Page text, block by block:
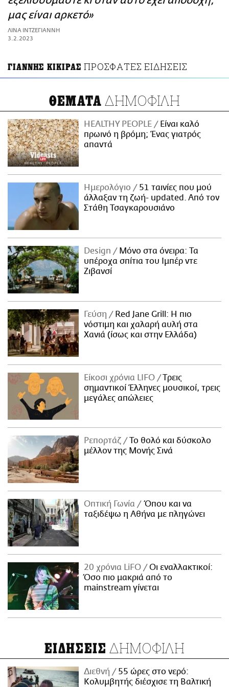
ΑΜΠΑ
PRINT
μας είναι αρκετό»
ΛΙΝΑ ΙΝΤΖΕΓΙΑΝΝΗ
3.2.2023
ΓΙΑΝΝΗΣ ΚΙΚΙΡΑΣ ΠΡΟΣΦΑΤΕΣ ΕΙΔΗΣΕΙΣ
ΘΕΜΑΤΑ ΔΗΜΟΦΙΛΗ
HEALTHY PEOPLE
Είναι καλό
πρωινό η βρόμη; Ένας γιατρός
απαντά
Ημερολόγιο
51 ταινίες που μού
άλλαξαν τη ζωή- updated. Aπό τον
Στάθη Τσαγκαρουσιάνο
Design
Μόνο στα όνειρα: Τα
υπέροχα σπίτια του Ιμπέρ ντε
Ζιβανσί
Γεύση
Red Jane Grill: Η πιο
νόστιμη και χαλαρή αυλή στα
Χανιά (ίσως και στην Ελλάδα)
Είκοσι χρόνια LIFO
Tρεις
σημαντικοί Έλληνες μουσικοί, τρεις
μεγάλες απώλειες
Ρεπορτάζ
Το θολό και δύσκολο
μέλλον της Μονής Σινά
Οπτική Γωνία
Όπου και να
ταξιδέψω η Αθήνα με πληγώνει
20 χρόνια LiFO
Οι εναλλακτικοί:
Όσο πιο μακριά από το
mainstream γίνεται
ΕΙΔΗΣΕΙΣ ΔΗΜΟΦΙΛΗ
Διεθνή
55 ώρες στο νερό:
Κολυμβητής διέσχισε τη Βαλτική